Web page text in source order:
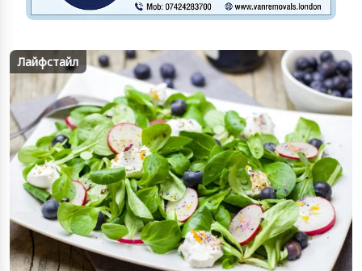
Лайфстайл